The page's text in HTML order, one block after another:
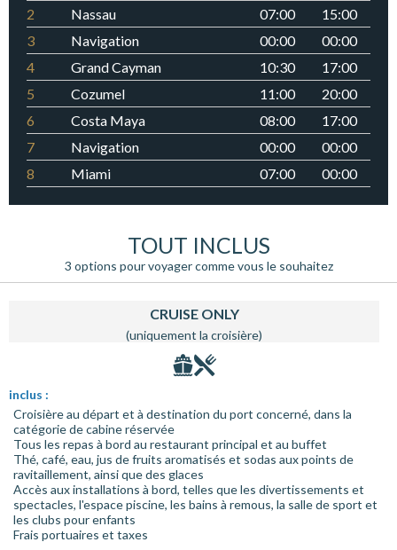
2
Nassau 07:00
15:00
3
Navigation 00:00
00:00
4
Grand Cayman 10:30
17:00
5
Cozumel 11:00
20:00
6
Costa Maya 08:00
17:00
7
Navigation 00:00
00:00
8
Miami 07:00 00:00
TOUT INCLUS
3 options pour voyager comme vous le souhaitez
CRUISE ONLY
(uniquement la croisière)
inclus :
Croisière au départ et à destination du port concerné, dans la
catégorie de cabine réservée
Tous les repas à bord au restaurant principal et au buffet
Thé, café, eau, jus de fruits aromatisés et sodas aux points de
ravitaillement, ainsi que des glaces
Accès aux installations à bord, telles que les divertissements et
spectacles, l'espace piscine, les bains à remous, la salle de sport et
les clubs pour enfants
Frais portuaires et taxes